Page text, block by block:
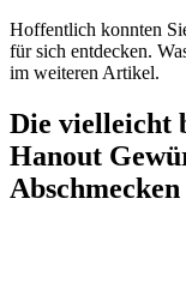
Hoffentlich konnten
für sich entdecken.
im weiteren Artikel.
Die vielleicht
Hanout
Abschmecken